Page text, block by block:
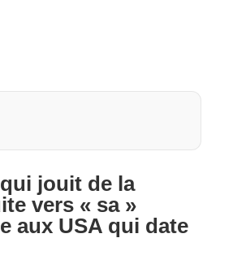
jouit de la
vers « sa »
aux USA qui date